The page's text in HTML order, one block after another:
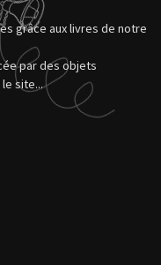
grâce aux livres de notre
par des objets
site...